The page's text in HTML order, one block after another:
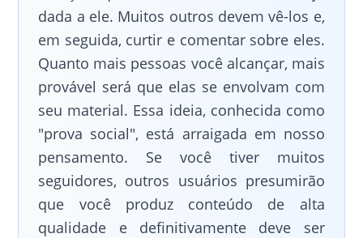
dada a ele. Muitos outros devem vê-los e,
em seguida, curtir e comentar sobre eles.
Quanto mais pessoas você alcançar, mais
provável será que elas se envolvam com
seu material. Essa ideia, conhecida como
"prova social", está arraigada em nosso
pensamento. Se você tiver muitos
seguidores, outros usuários presumirão
que você produz conteúdo de alta
qualidade e definitivamente deve ser